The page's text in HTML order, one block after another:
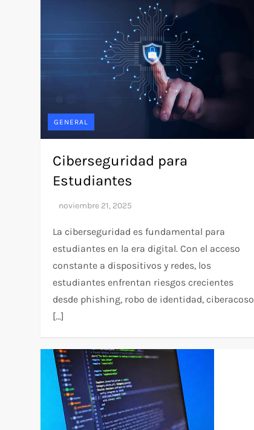
GENERAL
Ciberseguridad para
Estudiantes
La ciberseguridad es fundamental para
estudiantes en la era digital. Con el acceso
constante a dispositivos y redes, los
estudiantes enfrentan riesgos crecientes
desde phishing, robo de identidad, ciberacoso
[…]